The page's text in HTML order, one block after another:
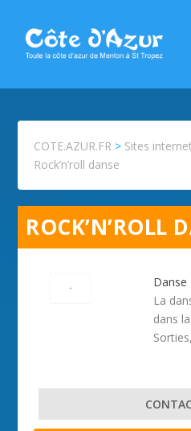
COTE.AZUR.FR > Sites
Rock’n’roll danse
ROCK’N’ROLL
Danse
La
dans